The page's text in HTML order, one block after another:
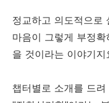
정교하고 의도적으로
마음이 그렇게 부정
을 것이라는 이야기지
챕터별로 소개를 드